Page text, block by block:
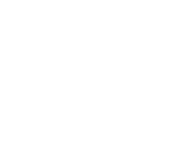
ми пропонуємо замовити
професійно та привабливо.
установ. Наша продукція допомагає